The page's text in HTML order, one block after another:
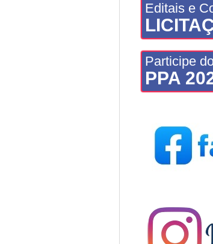
Editais e
Participe
PPA